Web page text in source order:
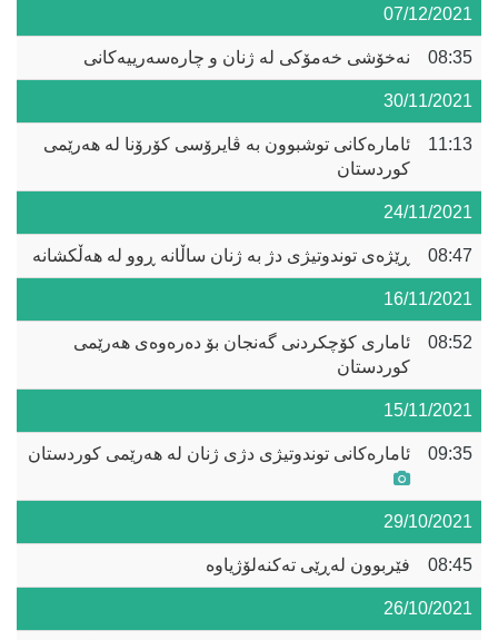
07/12/2021
08:35 نەخۆشی خەمۆکی لە ژنان و چارەسەرییەکانی
30/11/2021
11:13
ئامارەکانی توشبوون بە ڤایرۆسی کۆرۆنا لە هەرێمی
کوردستان
24/11/2021
08:47 ڕێژەی توندوتیژی دژ بە ژنان ساڵانە ڕوو لە هەڵکشانە
16/11/2021
08:52
ئاماری کۆچکردنی گەنجان بۆ دەرەوەی هەرێمی
کوردستان
15/11/2021
09:35 ئامارەکانی توندوتیژی دژی ژنان لە هەرێمی کوردستان
29/10/2021
08:45 فێربوون لەڕێی تەکنەلۆژیاوە
26/10/2021